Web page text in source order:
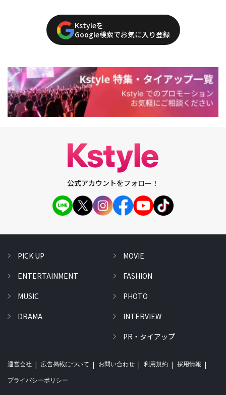
Kstyleを
Google検索でお気に入り登録
公式アカウントをフォロー！
PICK UP
ENTERTAINMENT
MUSIC
DRAMA
MOVIE
FASHION
PHOTO
INTERVIEW
PR・タイアップ
運営会社 広告掲載について お問い合わせ 利用規約 採用情報
プライバシーポリシー